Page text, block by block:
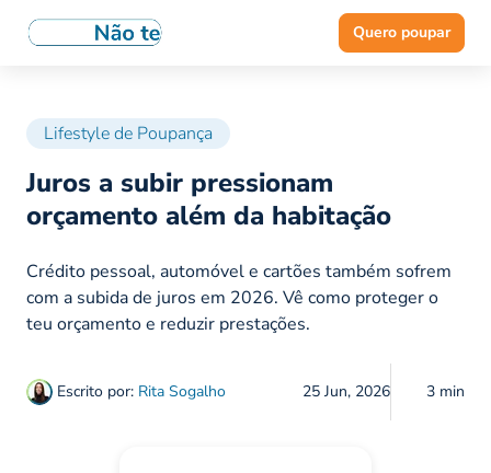
Quero poupar
Lifestyle de Poupança
Juros a subir pressionam
orçamento além da habitação
Escrito por: Rita Sogalho 25 Jun, 2026 3 min
Crédito pessoal, automóvel e cartões também sofrem
com a subida de juros em 2026. Vê como proteger o
teu orçamento e reduzir prestações.